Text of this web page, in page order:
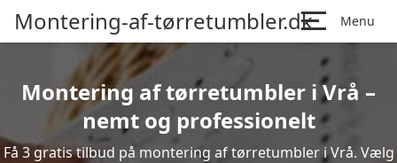
Montering-af-tørretumbler.dk Menu
Montering af tørretumbler i Vrå –
nemt og professionelt
Få 3 gratis tilbud på montering af tørretumbler i Vrå. Vælg